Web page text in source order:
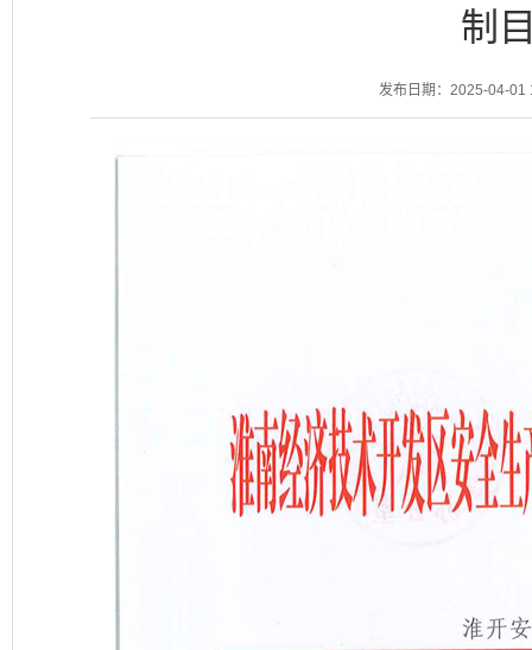
制
发布日期：2025-04-01